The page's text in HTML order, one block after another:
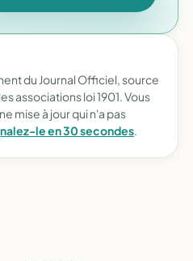
du Journal Officiel, source
associations loi 1901. Vous
mise à jour qui n'a pas
le en 30 secondes.